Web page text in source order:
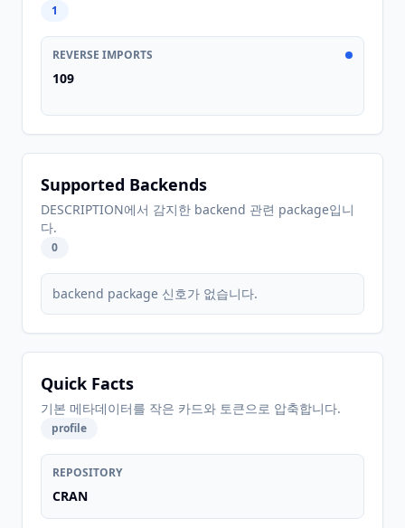
1
REVERSE IMPORTS
109
Supported Backends
DESCRIPTION에서 감지한 backend 관련 package입니
다.
0
backend package 신호가 없습니다.
Quick Facts
기본 메타데이터를 작은 카드와 토큰으로 압축합니다.
profile
REPOSITORY
CRAN